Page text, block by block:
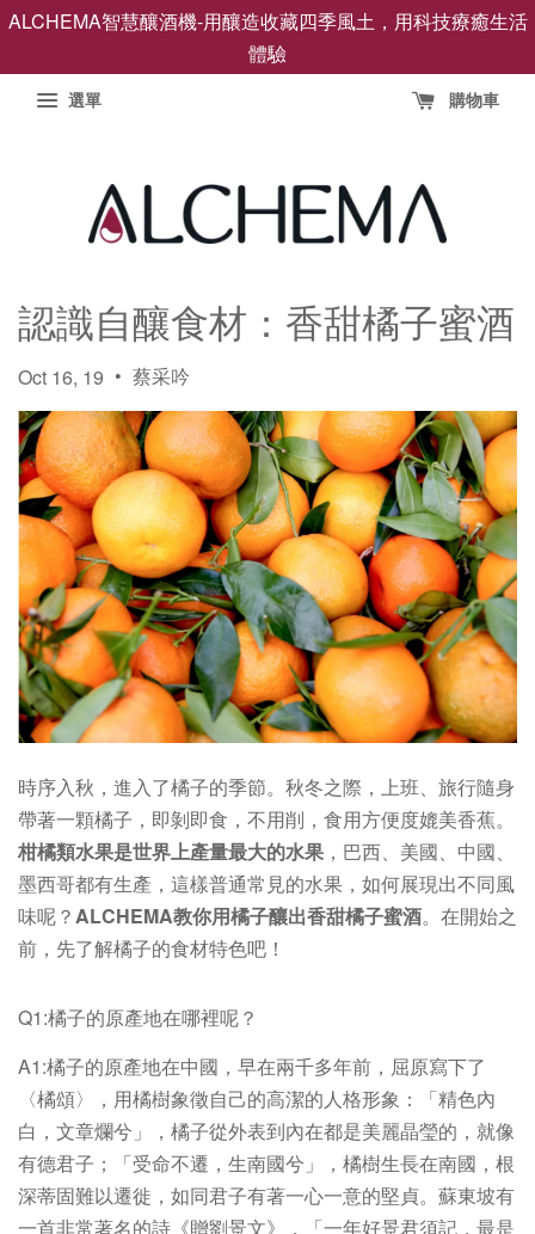
ALCHEMA智慧釀酒機-用釀造收藏四季風土，用科技療癒生活
體驗
選單 購物車
認識自釀食材：香甜橘子蜜酒
Oct 16, 19 • 蔡采吟
時序入秋，進入了橘子的季節。秋冬之際，上班、旅行隨身
帶著一顆橘子，即剝即食，不用削，食用方便度媲美香蕉。
柑橘類水果是世界上產量最大的水果 ，巴西、美國、中國、
墨西哥都有生產，這樣普通常見的水果，如何展現出不同風
味呢？ ALCHEMA教你用橘子釀出香甜橘子蜜酒。在開始之
前，先了解橘子的食材特色吧！
Q1:橘子的原產地在哪裡呢？
A1:橘子的原產地在中國，早在兩千多年前，屈原寫下了
〈橘頌〉，用橘樹象徵自己的高潔的人格形象：「精色內
白，文章爛兮」，橘子從外表到內在都是美麗晶瑩的，就像
有德君子；「受命不遷，生南國兮」，橘樹生長在南國，根
深蒂固難以遷徙，如同君子有著一心一意的堅貞。蘇東坡有
一首非常著名的詩《贈劉景文》，「一年好景君須記，最是